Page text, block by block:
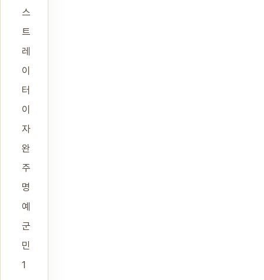
스
트
레
이
터
이
자
완
주
명
예
군
민
1